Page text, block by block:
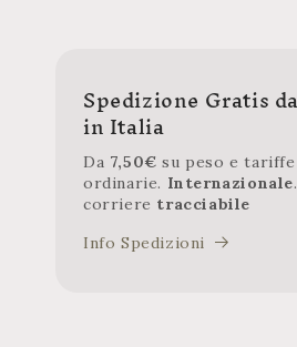
Spedizione Gratis
in Italia
Da 7,50€su peso e tariffe
ordinarie. Internazionale
corriere tracciabile
Info Spedizioni